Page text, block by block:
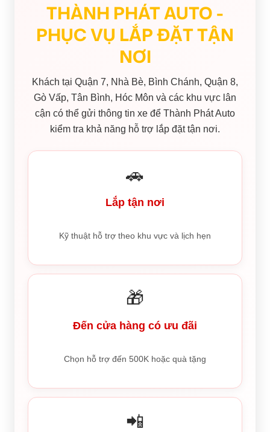
THÀNH PHÁT AUTO -
PHỤC VỤ LẮP ĐẶT TẬN
NƠI
Khách tại Quận 7, Nhà Bè, Bình Chánh, Quận 8,
Gò Vấp, Tân Bình, Hóc Môn và các khu vực lân
cận có thể gửi thông tin xe để Thành Phát Auto
kiểm tra khả năng hỗ trợ lắp đặt tận nơi.
🚗
Lắp tận nơi
Kỹ thuật hỗ trợ theo khu vực và lịch hẹn
🎁
Đến cửa hàng có ưu đãi
Chọn hỗ trợ đến 500K hoặc quà tặng
📲